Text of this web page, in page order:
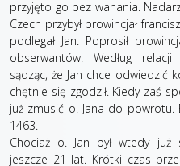
przyjęto go bez wahania.
Czech przybył prowincjał
podlegał Jan. Poprosił
obserwantów. Według
sądząc, że Jan chce odwiedzić
chętnie się zgodził. Kiedy zaś
już zmusić o. Jana do
1463.
Chociaż o. Jan był wtedy już
jeszcze 21 lat. Krótki czas